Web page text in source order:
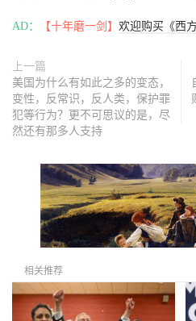
AD： 【十年磨一剑】 欢迎购买《西
上一篇
美国为什么有如此之多的变态，
变性，反常识，反人类，保护罪
犯等行为？更不可思议的是，尽
然还有那多人支持
相关推荐